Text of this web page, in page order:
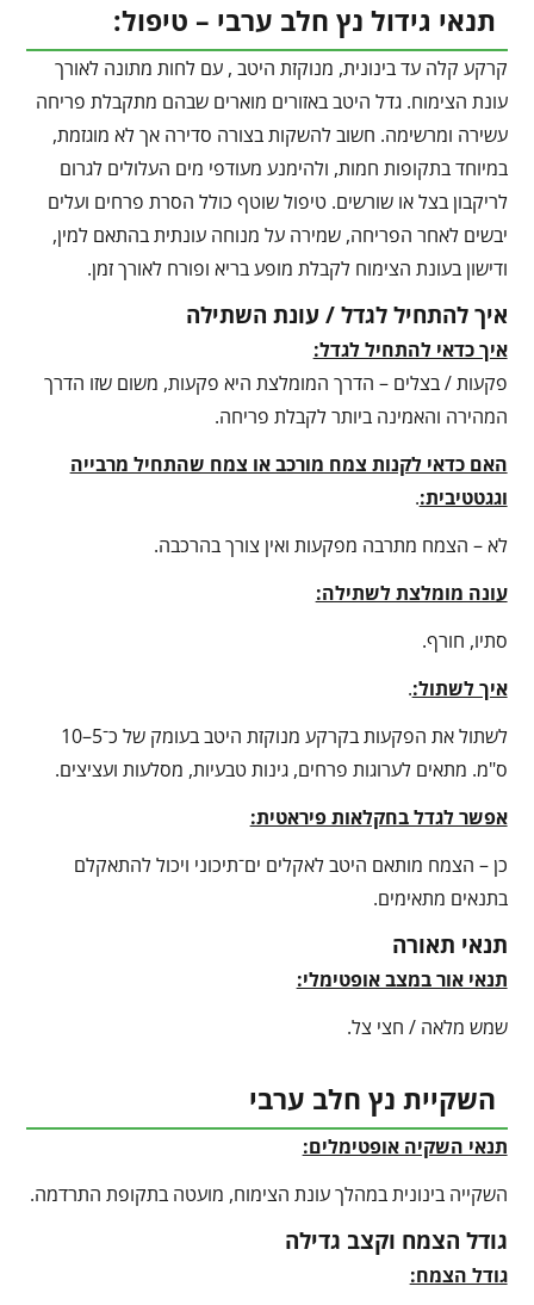
תנאי גידול נץ חלב ערבי – טיפול:
קרקע קלה עד בינונית, מנוקזת היטב , עם לחות מתונה לאורך
עונת הצימוח. גדל היטב באזורים מוארים שבהם מתקבלת פריחה
עשירה ומרשימה. חשוב להשקות בצורה סדירה אך לא מוגזמת,
במיוחד בתקופות חמות, ולהימנע מעודפי מים העלולים לגרום
לריקבון בצל או שורשים. טיפול שוטף כולל הסרת פרחים ועלים
יבשים לאחר הפריחה, שמירה על מנוחה עונתית בהתאם למין,
ודישון בעונת הצימוח לקבלת מופע בריא ופורח לאורך זמן.
איך להתחיל לגדל / עונת השתילה
איך כדאי להתחיל לגדל:
פקעות / בצלים – הדרך המומלצת היא פקעות, משום שזו הדרך
המהירה והאמינה ביותר לקבלת פריחה.
האם כדאי לקנות צמח מורכב או צמח שהתחיל מרבייה
וגגטטיבית:.
לא – הצמח מתרבה מפקעות ואין צורך בהרכבה.
עונה מומלצת לשתילה:
סתיו, חורף.
איך לשתול:.
לשתול את הפקעות בקרקע מנוקזת היטב בעומק של כ־5–10
ס"מ. מתאים לערוגות פרחים, גינות טבעיות, מסלעות ועציצים.
אפשר לגדל בחקלאות פיראטית:
כן – הצמח מותאם היטב לאקלים ים־תיכוני ויכול להתאקלם
בתנאים מתאימים.
תנאי תאורה
תנאי אור במצב אופטימלי:
שמש מלאה / חצי צל.
השקיית נץ חלב ערבי
תנאי השקיה אופטימלים:
השקייה בינונית במהלך עונת הצימוח, מועטה בתקופת התרדמה.
גודל הצמח וקצב גדילה
גודל הצמח: